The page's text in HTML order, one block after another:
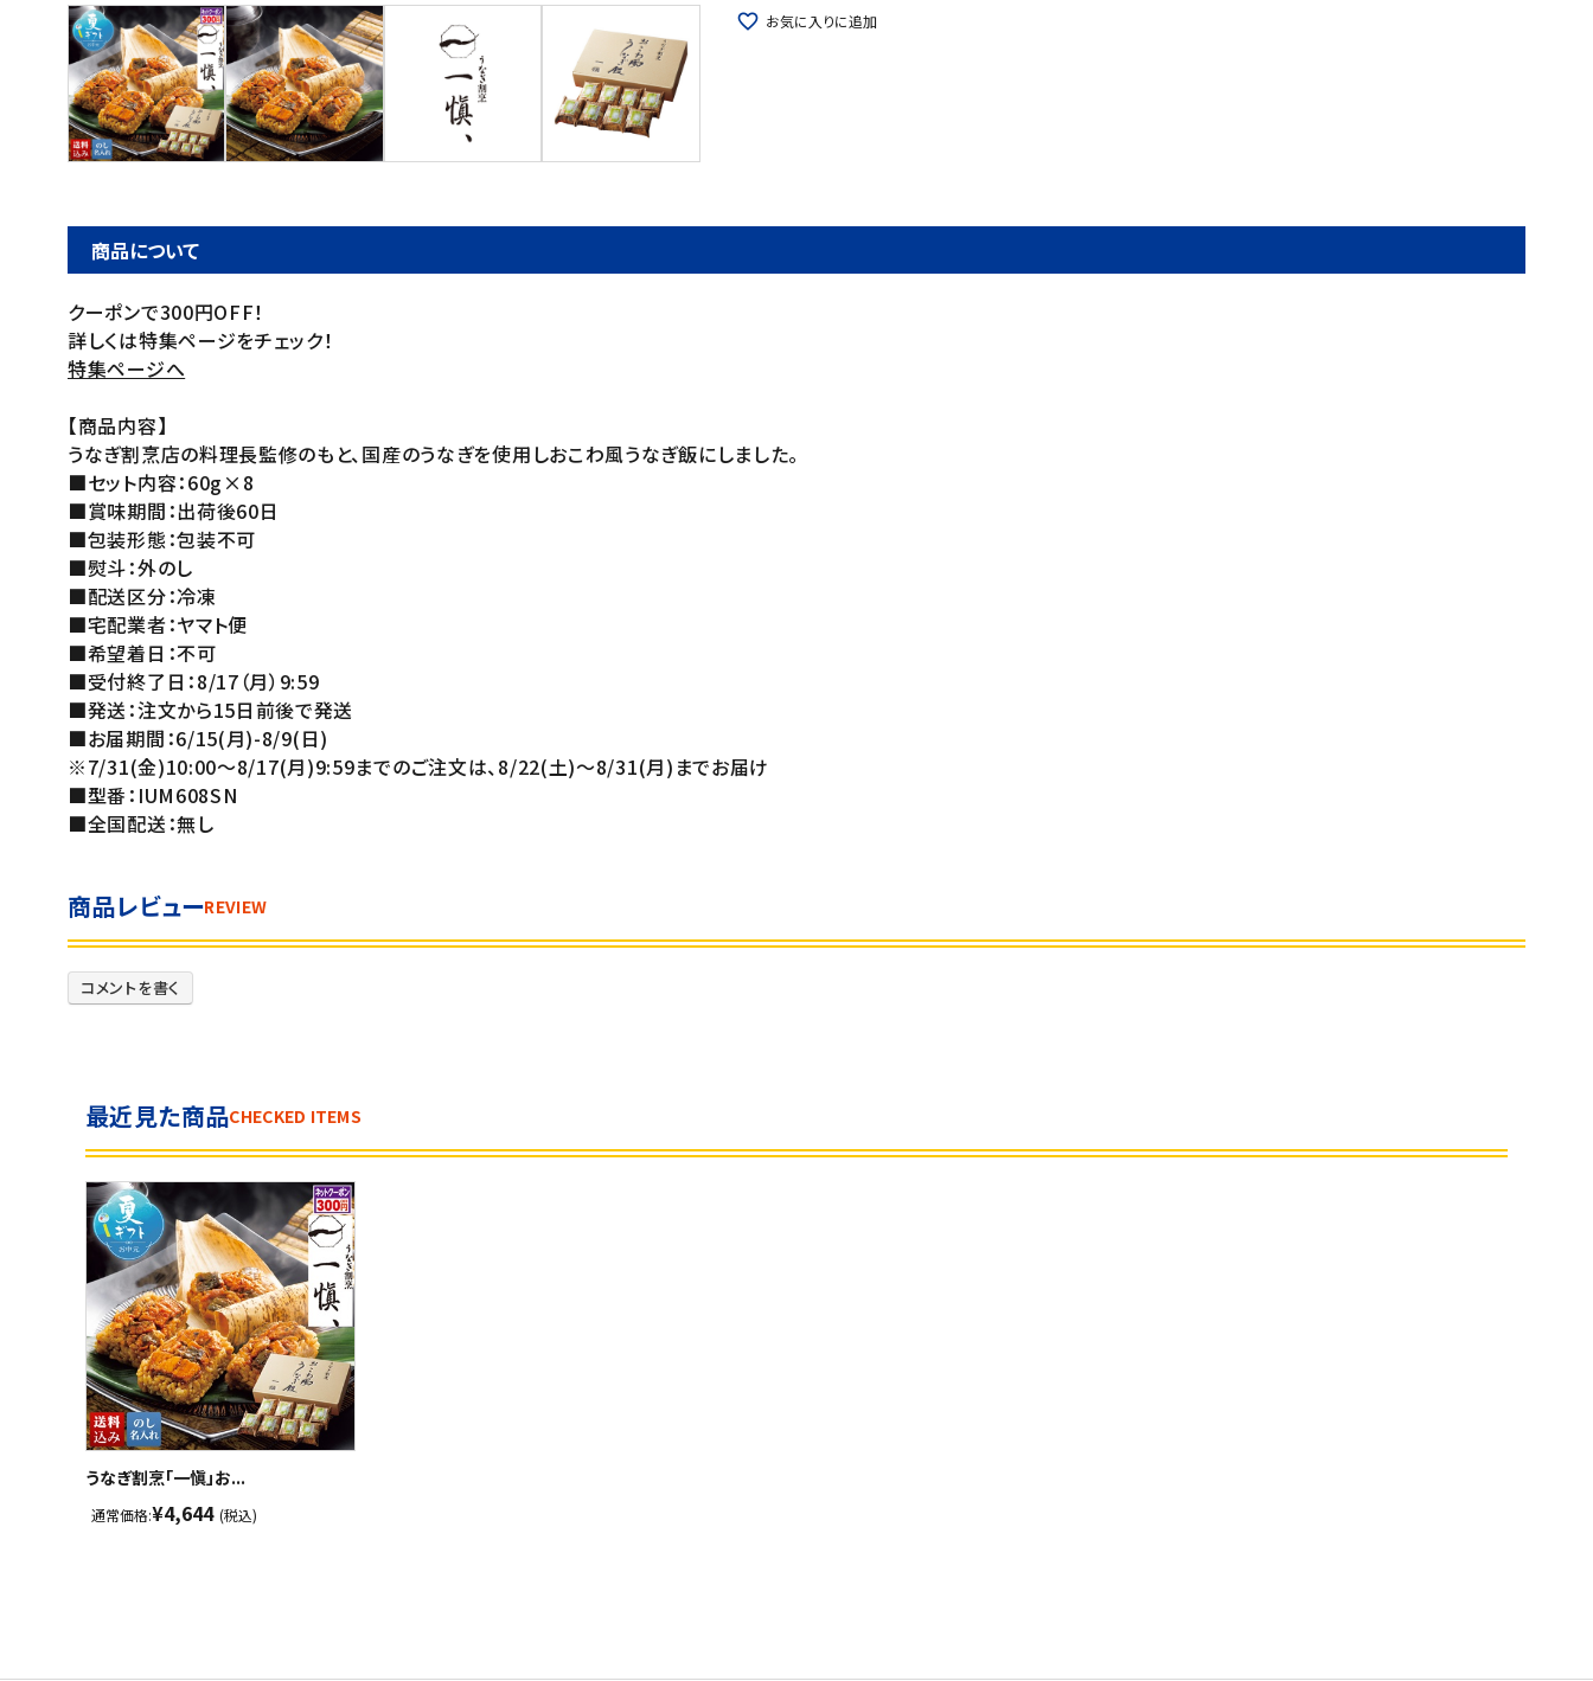
ペット用品
SHOP GUIDE
ご利用ガイド
プライバシーポリシー
利用規約
会社概要
favorite_border お気に入りに追加
商品について
クーポンで300円OFF！
詳しくは特集ページをチェック！
特集ページへ
【商品内容】
うなぎ割烹店の料理長監修のもと、国産のうなぎを使用しおこわ風うなぎ飯にしました。
■セット内容：60g×8
■賞味期間：出荷後60日
■包装形態：包装不可
■熨斗：外のし
■配送区分：冷凍
■宅配業者：ヤマト便
■希望着日：不可
■受付終了日：8/17（月）9:59
■発送：注文から15日前後で発送
■お届期間：6/15(月)-8/9(日)
※7/31(金)10:00～8/17(月)9:59までのご注文は、8/22(土)～8/31(月)までお届け
■型番：IUM608SN
■全国配送：無し
商品レビューREVIEW
コメントを書く
最近見た商品CHECKED ITEMS
うなぎ割烹「一愼」お...
通常価格:¥4,644 (税込)